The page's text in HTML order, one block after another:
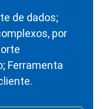
de dados;
por
Ferramenta